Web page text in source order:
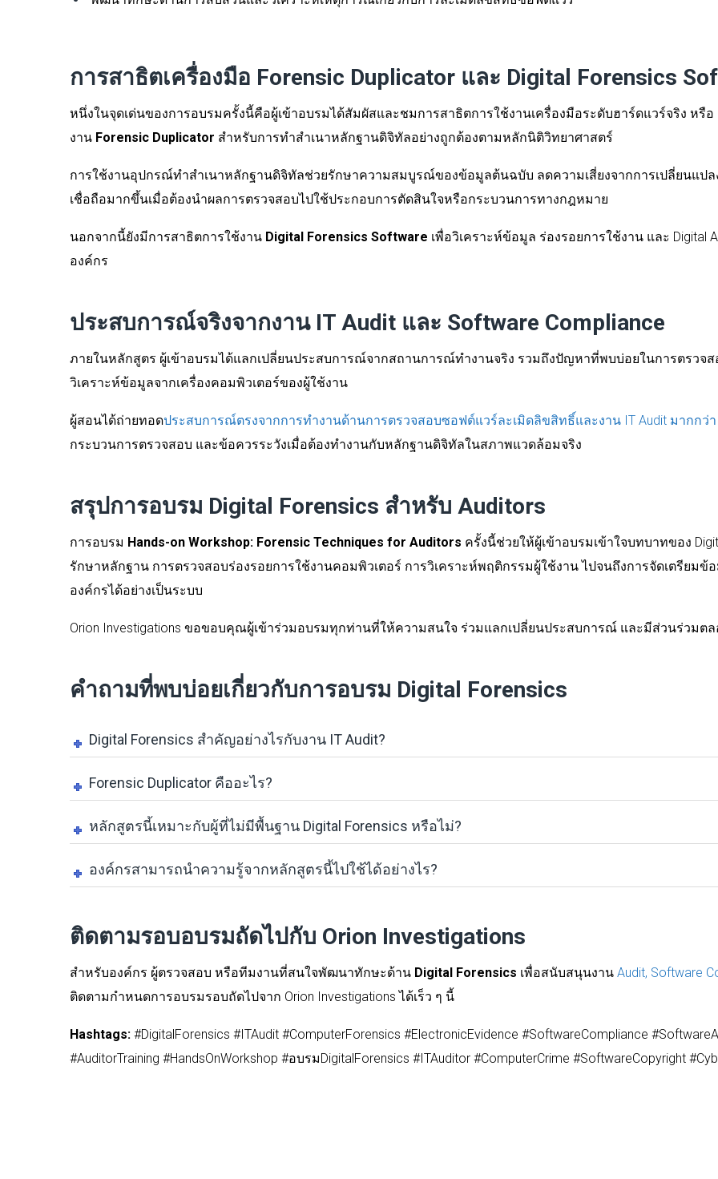
การสาธิตเครื่องมือ Forensic Duplicator และ Digital Forensics
หนึ่งในจุดเด่นของการอบรมครั้งนี้คือผู้เข้าอบรมได้สัมผัสและชมการสาธิตการใช้งานเครื่องมือระดับฮาร์ดแวร์จริง หรือ
งาน Forensic Duplicator สำหรับการทำสำเนาหลักฐานดิจิทัลอย่างถูกต้องตามหลักนิติวิทยาศาสตร์
การใช้งานอุปกรณ์ทำสำเนาหลักฐานดิจิทัลช่วยรักษาความสมบูรณ์ของข้อมูลต้นฉบับ ลดความเสี่ยงจากการเปลี่ยนแป
เชื่อถือมากขึ้นเมื่อต้องนำผลการตรวจสอบไปใช้ประกอบการตัดสินใจหรือกระบวนการทางกฎหมาย
นอกจากนี้ยังมีการสาธิตการใช้งาน Digital Forensics Software เพื่อวิเคราะห์ข้อมูล ร่องรอยการใช้งาน และ Digital
องค์กร
ประสบการณ์จริงจากงาน IT Audit และ Software Compliance
ภายในหลักสูตร ผู้เข้าอบรมได้แลกเปลี่ยนประสบการณ์จากสถานการณ์ทำงานจริง รวมถึงปัญหาที่พบบ่อยในการตรวจ
วิเคราะห์ข้อมูลจากเครื่องคอมพิวเตอร์ของผู้ใช้งาน
ผู้สอนได้ถ่ายทอดประสบการณ์ตรงจากการทำงานด้านการตรวจสอบซอฟต์แวร์ละเมิดลิขสิทธิ์และงาน IT Audit มากกว่า
กระบวนการตรวจสอบ และข้อควรระวังเมื่อต้องทำงานกับหลักฐานดิจิทัลในสภาพแวดล้อมจริง
สรุปการอบรม Digital Forensics สำหรับ Auditors
การอบรม Hands-on Workshop: Forensic Techniques for Auditors ครั้งนี้ช่วยให้ผู้เข้าอบรมเข้าใจบทบาทของ
รักษาหลักฐาน การตรวจสอบร่องรอยการใช้งานคอมพิวเตอร์ การวิเคราะห์พฤติกรรมผู้ใช้งาน ไปจนถึงการจัดเตรีย
องค์กรได้อย่างเป็นระบบ
Orion Investigations ขอขอบคุณผู้เข้าร่วมอบรมทุกท่านที่ให้ความสนใจ ร่วมแลกเปลี่ยนประสบการณ์ และมีส่วนร่วมต
คำถามที่พบบ่อยเกี่ยวกับการอบรม Digital Forensics
Digital Forensics สำคัญอย่างไรกับงาน IT Audit?
Forensic Duplicator คืออะไร?
หลักสูตรนี้เหมาะกับผู้ที่ไม่มีพื้นฐาน Digital Forensics หรือไม่?
องค์กรสามารถนำความรู้จากหลักสูตรนี้ไปใช้ได้อย่างไร?
ติดตามรอบอบรมถัดไปกับ Orion Investigations
สำหรับองค์กร ผู้ตรวจสอบ หรือทีมงานที่สนใจพัฒนาทักษะด้าน Digital Forensics เพื่อสนับสนุนงาน Audit, Software
ติดตามกำหนดการอบรมรอบถัดไปจาก Orion Investigations ได้เร็ว ๆ นี้
Hashtags: #DigitalForensics #ITAudit #ComputerForensics #ElectronicEvidence #SoftwareCompliance
#AuditorTraining #HandsOnWorkshop #อบรมDigitalForensics #ITAuditor #ComputerCrime #SoftwareCopyright